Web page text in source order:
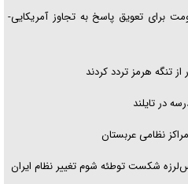
گزارش «جوان» از قوانین سخت‌گیرانه ۶ قاره در برابر یورش به پاسگاه‌های
مقاومت نقشه راه آینده غرب آسیا
برای تعویق پاسخ به تجاوز آمریکایی-
نظامی عربستان
شکست توطئه شوم تغییر نظام ایران